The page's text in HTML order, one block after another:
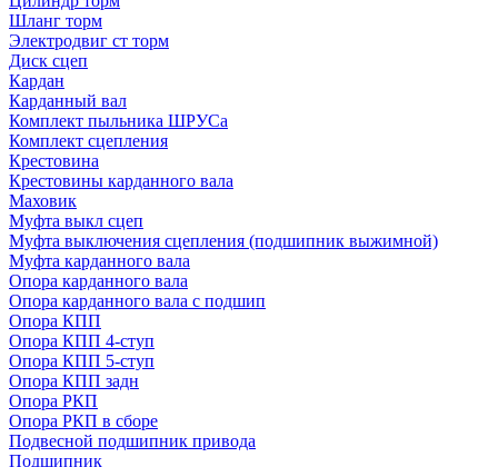
Шланг торм
Электродвиг ст торм
Диск сцеп
Кардан
Карданный вал
Комплект пыльника ШРУСа
Комплект сцепления
Крестовина
Крестовины карданного вала
Маховик
Муфта выкл сцеп
Муфта выключения сцепления (подшипник выжимной)
Муфта карданного вала
Опора карданного вала
Опора карданного вала с подшип
Опора КПП
Опора КПП 4-ступ
Опора КПП 5-ступ
Опора КПП задн
Опора РКП
Опора РКП в сборе
Подвесной подшипник привода
Подшипник